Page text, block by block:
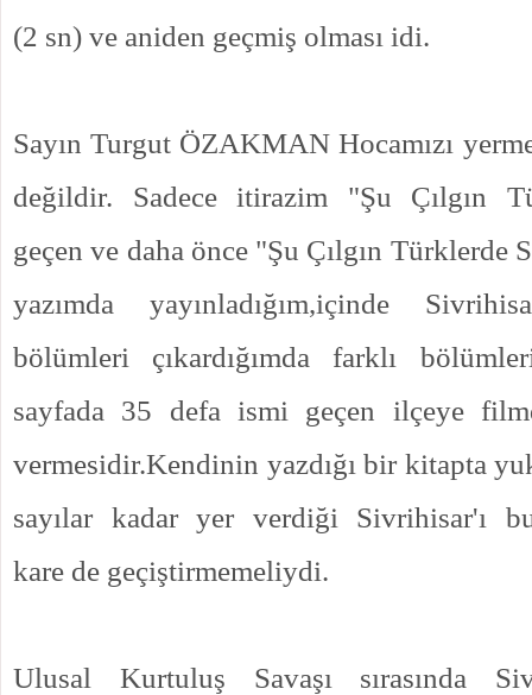
(2 sn) ve aniden geçmiş olması idi.
Sayın Turgut ÖZAKMAN Hocamızı
değildir. Sadece itirazim "Şu Çılgın
geçen ve daha önce "Şu Çılgın Türklerde
yazımda yayınladığım,içinde
bölümleri çıkardığımda farklı
sayfada 35 defa ismi geçen ilçeye
vermesidir.Kendinin yazdığı bir kitapta
sayılar kadar yer verdiği Sivrihisar'ı
kare de geçiştirmemeliydi.
Ulusal Kurtuluş Savaşı sırasında